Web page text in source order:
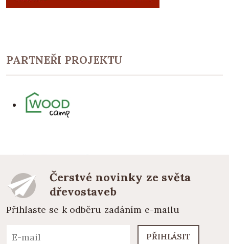
PARTNEŘI PROJEKTU
Čerstvé novinky ze světa
dřevostaveb
Přihlaste se k odběru zadáním e-mailu
PŘIHLÁSIT